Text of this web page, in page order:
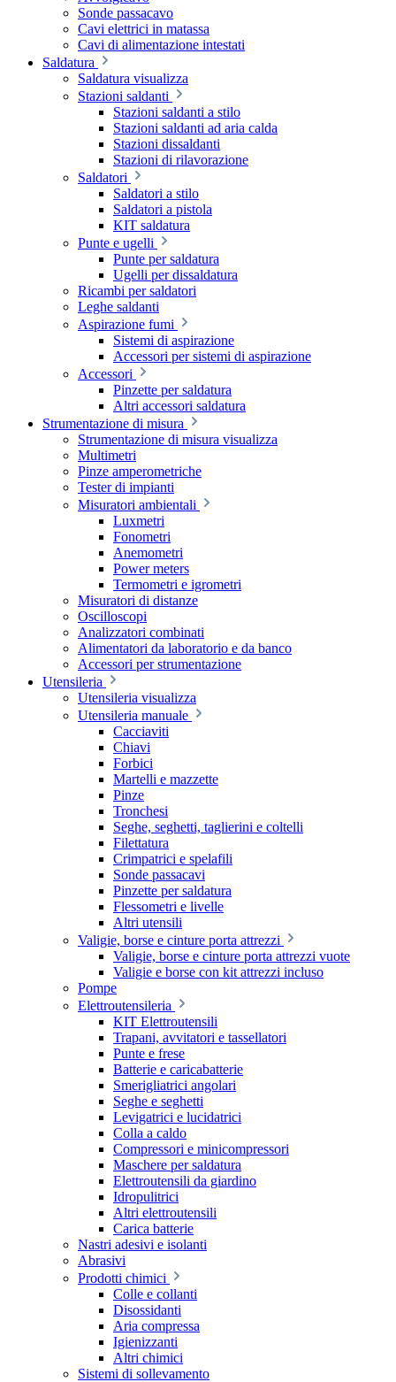
Sonde passacavo
Cavi elettrici in matassa
Cavi di alimentazione intestati
Saldatura
Saldatura visualizza
Stazioni saldanti
Stazioni saldanti a stilo
Stazioni saldanti ad aria calda
Stazioni dissaldanti
Stazioni di rilavorazione
Saldatori
Saldatori a stilo
Saldatori a pistola
KIT saldatura
Punte e ugelli
Punte per saldatura
Ugelli per dissaldatura
Ricambi per saldatori
Leghe saldanti
Aspirazione fumi
Sistemi di aspirazione
Accessori per sistemi di aspirazione
Accessori
Pinzette per saldatura
Altri accessori saldatura
Strumentazione di misura
Strumentazione di misura visualizza
Multimetri
Pinze amperometriche
Tester di impianti
Misuratori ambientali
Luxmetri
Fonometri
Anemometri
Power meters
Termometri e igrometri
Misuratori di distanze
Oscilloscopi
Analizzatori combinati
Alimentatori da laboratorio e da banco
Accessori per strumentazione
Utensileria
Utensileria visualizza
Utensileria manuale
Cacciaviti
Chiavi
Forbici
Martelli e mazzette
Pinze
Tronchesi
Seghe, seghetti, taglierini e coltelli
Filettatura
Crimpatrici e spelafili
Sonde passacavi
Pinzette per saldatura
Flessometri e livelle
Altri utensili
Valigie, borse e cinture porta attrezzi
Valigie, borse e cinture porta attrezzi vuote
Valigie e borse con kit attrezzi incluso
Pompe
Elettroutensileria
KIT Elettroutensili
Trapani, avvitatori e tassellatori
Punte e frese
Batterie e caricabatterie
Smerigliatrici angolari
Seghe e seghetti
Levigatrici e lucidatrici
Colla a caldo
Compressori e minicompressori
Maschere per saldatura
Elettroutensili da giardino
Idropulitrici
Altri elettroutensili
Carica batterie
Nastri adesivi e isolanti
Abrasivi
Prodotti chimici
Colle e collanti
Disossidanti
Aria compressa
Igienizzanti
Altri chimici
Sistemi di sollevamento